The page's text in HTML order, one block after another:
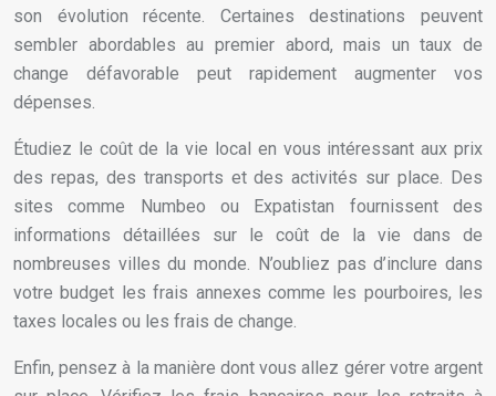
son évolution récente. Certaines destinations peuvent
sembler abordables au premier abord, mais un taux de
change défavorable peut rapidement augmenter vos
dépenses.
Étudiez le coût de la vie local en vous intéressant aux prix
des repas, des transports et des activités sur place. Des
sites comme Numbeo ou Expatistan fournissent des
informations détaillées sur le coût de la vie dans de
nombreuses villes du monde. N’oubliez pas d’inclure dans
votre budget les frais annexes comme les pourboires, les
taxes locales ou les frais de change.
Enfin, pensez à la manière dont vous allez gérer votre argent